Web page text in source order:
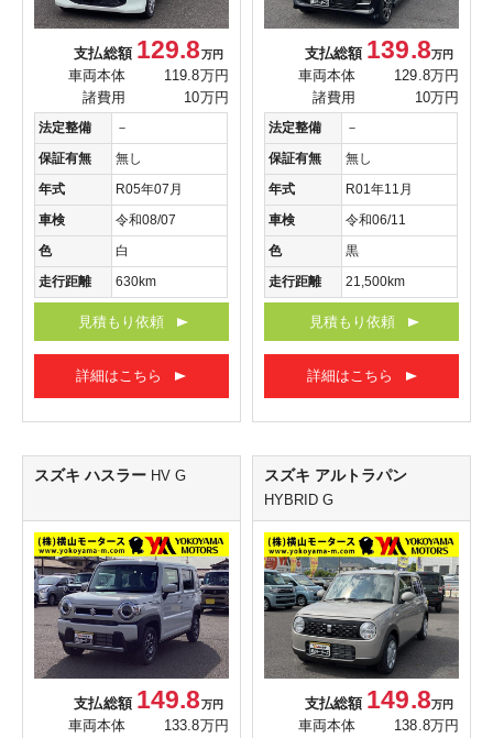
支払総額 129.8万円
車両本体
119.8万円
諸費用
10万円
法定整備
－
保証有無
無し
年式
R05年07月
車検
令和08/07
色
白
走行距離
630km
見積もり依頼
詳細はこちら
支払総額 139.8万円
車両本体
129.8万円
諸費用
10万円
法定整備
－
保証有無
無し
年式
R01年11月
車検
令和06/11
色
黒
走行距離
21,500km
見積もり依頼
詳細はこちら
スズキ ハスラー HV G
支払総額 149.8万円
車両本体 133.8万円
スズキ アルトラパン
HYBRID G
支払総額 149.8万円
車両本体 138.8万円